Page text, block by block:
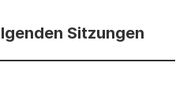
Sitzungen
Sitzungen: Informationen